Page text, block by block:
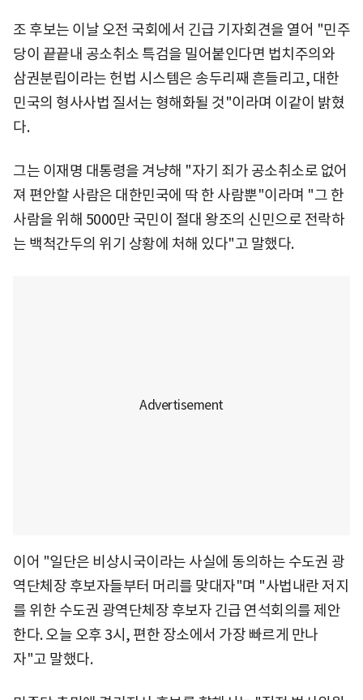
조 후보는 이날 오전 국회에서 긴급 기자회견을 열어 "민주
당이 끝끝내 공소취소 특검을 밀어붙인다면 법치주의와
삼권분립이라는 헌법 시스템은 송두리째 흔들리고, 대한
민국의 형사사법 질서는 형해화될 것"이라며 이같이 밝혔
다.
그는 이재명 대통령을 겨냥해 "자기 죄가 공소취소로 없어
져 편안할 사람은 대한민국에 딱 한 사람뿐"이라며 "그 한
사람을 위해 5000만 국민이 절대 왕조의 신민으로 전락하
는 백척간두의 위기 상황에 처해 있다"고 말했다.
이어 "일단은 비상시국이라는 사실에 동의하는 수도권 광
역단체장 후보자들부터 머리를 맞대자"며 "사법내란 저지
를 위한 수도권 광역단체장 후보자 긴급 연석회의를 제안
한다. 오늘 오후 3시, 편한 장소에서 가장 빠르게 만나
자"고 말했다.